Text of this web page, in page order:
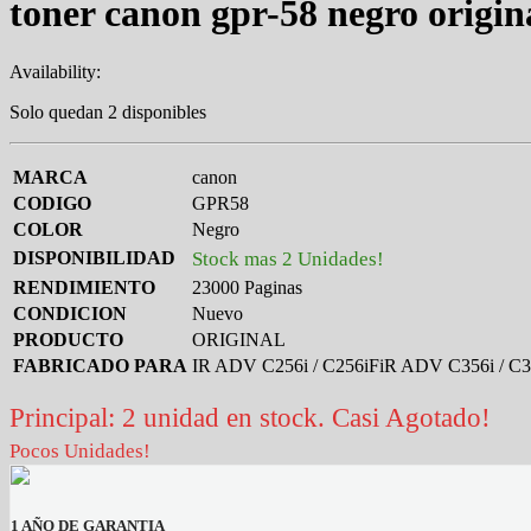
toner canon gpr-58 negro
Availability:
Solo quedan 2 disponibles
MARCA
canon
CODIGO
GPR58
COLOR
Negro
DISPONIBILIDAD
Stock mas 2 Unidades!
RENDIMIENTO
23000 Paginas
CONDICION
Nuevo
PRODUCTO
ORIGINAL
FABRICADO PARA IR ADV C256i / C256iFiR ADV C356i /
Principal: 2 unidad en stock. Casi Agotado!
Pocos Unidades!
1 AÑO DE GARANTIA